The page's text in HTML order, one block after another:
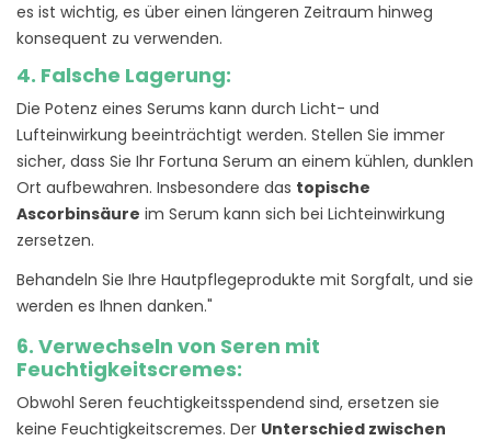
es ist wichtig, es über einen längeren Zeitraum hinweg
konsequent zu verwenden.
4. Falsche Lagerung:
Die Potenz eines Serums kann durch Licht- und
Lufteinwirkung beeinträchtigt werden. Stellen Sie immer
sicher, dass Sie Ihr Fortuna Serum an einem kühlen, dunklen
Ort aufbewahren. Insbesondere das topische
Ascorbinsäure im Serum kann sich bei Lichteinwirkung
zersetzen.
Behandeln Sie Ihre Hautpflegeprodukte mit Sorgfalt, und sie
werden es Ihnen danken."
6. Verwechseln von Seren mit
Feuchtigkeitscremes:
Obwohl Seren feuchtigkeitsspendend sind, ersetzen sie
keine Feuchtigkeitscremes. Der Unterschied zwischen